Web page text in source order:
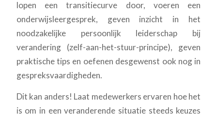
lopen een transitiecurve door, voeren een
onderwijsleergesprek, geven inzicht in het
noodzakelijke persoonlijk leiderschap bij
verandering (zelf-aan-het-stuur-principe), geven
praktische tips en oefenen desgewenst ook nog in
gespreksvaardigheden.
Dit kan anders! Laat medewerkers ervaren hoe het
is om in een veranderende situatie steeds keuzes